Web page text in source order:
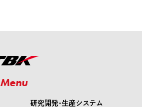
Menu
研究開発･生産システム